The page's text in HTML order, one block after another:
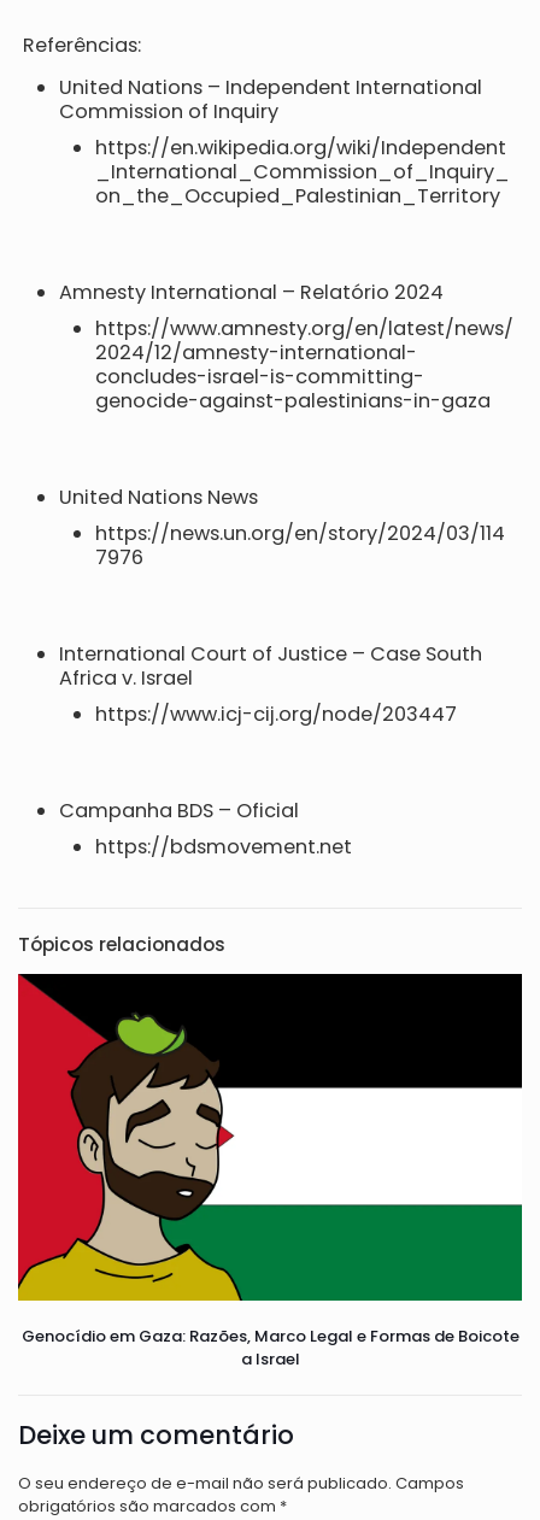
Referências:
United Nations – Independent International
Commission of Inquiry
https://en.wikipedia.org/wiki/Independent
_International_Commission_of_Inquiry_
on_the_Occupied_Palestinian_Territory
Amnesty International – Relatório 2024
https://www.amnesty.org/en/latest/news/
2024/12/amnesty-international-
concludes-israel-is-committing-
genocide-against-palestinians-in-gaza
United Nations News
https://news.un.org/en/story/2024/03/114
7976
International Court of Justice – Case South
Africa v. Israel
https://www.icj-cij.org/node/203447
Campanha BDS – Oficial
https://bdsmovement.net
Tópicos relacionados
Genocídio em Gaza: Razões, Marco Legal e Formas de Boicote
a Israel
Deixe um comentário
O seu endereço de e-mail não será publicado. Campos
obrigatórios são marcados com *